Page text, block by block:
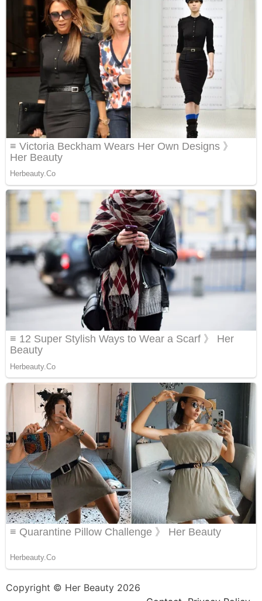
Copyright © Her Beauty 2026